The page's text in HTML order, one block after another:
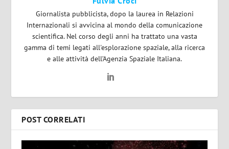
Giornalista pubblicista, dopo la laurea in Relazioni
Internazionali si avvicina al mondo della comunicazione
scientifica. Nel corso degli anni ha trattato una vasta
gamma di temi legati all'esplorazione spaziale, alla ricerca
e alle attività dell’Agenzia Spaziale Italiana.
POST CORRELATI